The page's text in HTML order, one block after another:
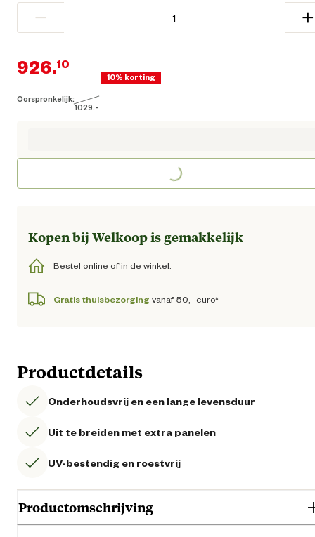
− +
Oorspronkelijk:
1029.-
926.10
Huidige prijs € 926,10
10% korting
Loading...
Kopen bij Welkoop is gemakkelijk
Bestel online of in de winkel.
Gratis thuisbezorging vanaf 50,- euro*
Productdetails
Onderhoudsvrij en een lange levensduur
Uit te breiden met extra panelen
UV-bestendig en roestvrij
Productomschrijving